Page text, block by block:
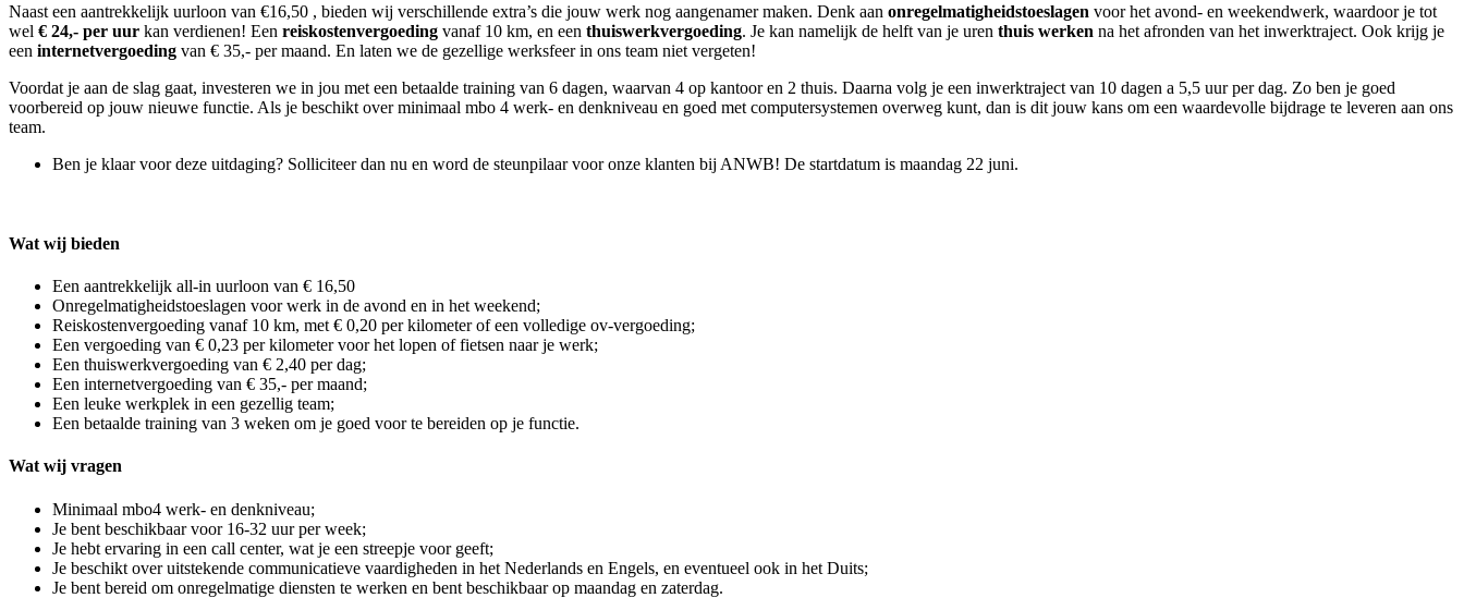
Naast een aantrekkelijk uurloon van €16,50 , bieden wij verschillende extra’s die jouw werk nog aangenamer maken. Denk aan onregelmatigheidstoeslagen voor het avond- en weekendwerk, waardoor je tot
wel € 24,- per uur kan verdienen! Een reiskostenvergoeding vanaf 10 km, en een thuiswerkvergoeding. Je kan namelijk de helft van je uren thuis werken na het afronden van het inwerktraject. Ook krijg je
een internetvergoeding van € 35,- per maand. En laten we de gezellige werksfeer in ons team niet vergeten!
Voordat je aan de slag gaat, investeren we in jou met een betaalde training van 6 dagen, waarvan 4 op kantoor en 2 thuis. Daarna volg je een inwerktraject van 10 dagen a 5,5 uur per dag. Zo ben je goed
voorbereid op jouw nieuwe functie. Als je beschikt over minimaal mbo 4 werk- en denkniveau en goed met computersystemen overweg kunt, dan is dit jouw kans om een waardevolle bijdrage te leveren aan ons
team.
Ben je klaar voor deze uitdaging? Solliciteer dan nu en word de steunpilaar voor onze klanten bij ANWB! De startdatum is maandag 22 juni.
Wat wij bieden
Een aantrekkelijk all-in uurloon van € 16,50
Onregelmatigheidstoeslagen voor werk in de avond en in het weekend;
Reiskostenvergoeding vanaf 10 km, met € 0,20 per kilometer of een volledige ov-vergoeding;
Een vergoeding van € 0,23 per kilometer voor het lopen of fietsen naar je werk;
Een thuiswerkvergoeding van € 2,40 per dag;
Een internetvergoeding van € 35,- per maand;
Een leuke werkplek in een gezellig team;
Een betaalde training van 3 weken om je goed voor te bereiden op je functie.
Wat wij vragen
Minimaal mbo4 werk- en denkniveau;
Je bent beschikbaar voor 16-32 uur per week;
Je hebt ervaring in een call center, wat je een streepje voor geeft;
Je beschikt over uitstekende communicatieve vaardigheden in het Nederlands en Engels, en eventueel ook in het Duits;
Je bent bereid om onregelmatige diensten te werken en bent beschikbaar op maandag en zaterdag.